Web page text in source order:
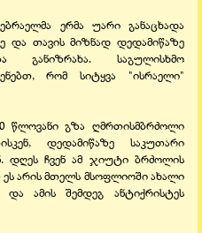
ერმა უარი განაცხადა
და თავის მიზნად დედამიწაზე
განიზრახა. საგულისხმო
რომ სიტყვა "ისრაელი"
წლოვანი გზა ღმრთისმბრძოლი
დედამიწაზე საკუთარი
დღეს ჩვენ ამ ჯიუტი ბრძოლის
ეს არის მთელს მსოფლიოში ახალი
და ამის შემდეგ ანტიქრისტეს